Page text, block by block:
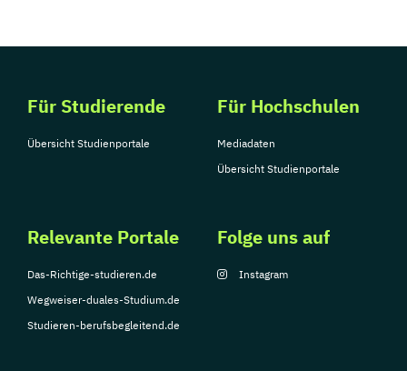
Für Studierende
Übersicht Studienportale
Für Hochschulen
Mediadaten
Übersicht Studienportale
Relevante Portale
Das-Richtige-studieren.de
Wegweiser-duales-Studium.de
Studieren-berufsbegleitend.de
Folge uns auf
Instagram